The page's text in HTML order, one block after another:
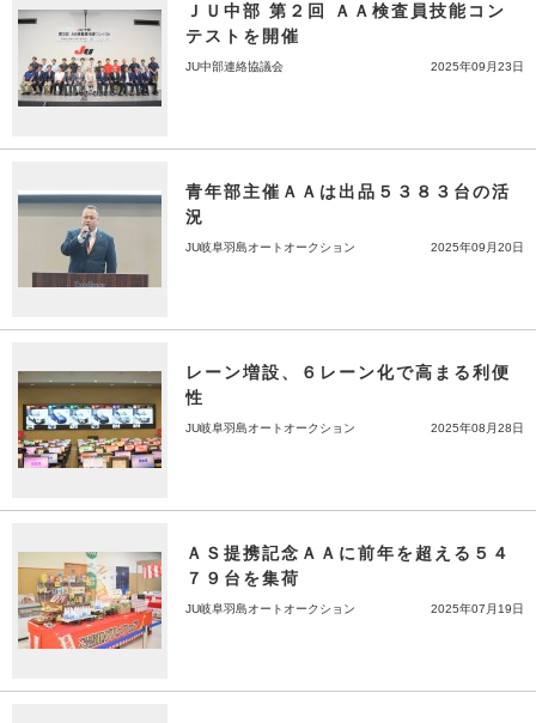
ＪＵ中部 第２回 ＡＡ検査員技能コン
テストを開催
JU中部連絡協議会 2025年09月23日
青年部主催ＡＡは出品５３８３台の活
況
JU岐阜羽島オートオークション 2025年09月20日
レーン増設、６レーン化で高まる利便
性
JU岐阜羽島オートオークション 2025年08月28日
ＡＳ提携記念ＡＡに前年を超える５４
７９台を集荷
JU岐阜羽島オートオークション 2025年07月19日